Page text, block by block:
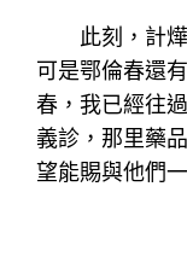
此刻，計燁
可是鄂倫春還
春，我已經往
義診，那里藥
望能賜與他們